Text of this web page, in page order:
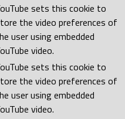
sets this cookie to
the video preferences of
user using embedded
video.
sets this cookie to
the video preferences of
user using embedded
video.